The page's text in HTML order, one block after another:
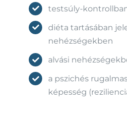
testsúly-
diéta tartásában
nehézségekben
alvási
a pszichés
képesség